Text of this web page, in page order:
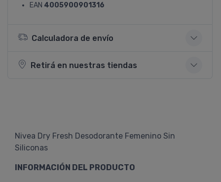
EAN 4005900901316
Calculadora de envío
Retirá en nuestras tiendas
Nivea Dry Fresh Desodorante Femenino Sin
Siliconas
INFORMACIÓN DEL PRODUCTO